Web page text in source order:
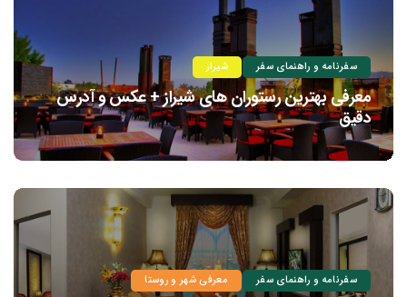
سفرنامه و راهنمای سفر شیراز
معرفی بهترین رستوران های شیراز + عکس و آدرس
دقیق
سفرنامه و راهنمای سفر معرفی شهر و روستا